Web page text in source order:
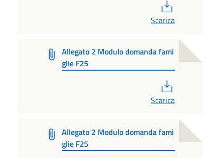
Scarica
Allegato 2 Modulo domanda fami
glie F25
Scarica
Allegato 2 Modulo domanda fami
glie F25